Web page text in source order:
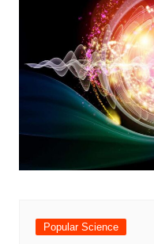
Popular Science